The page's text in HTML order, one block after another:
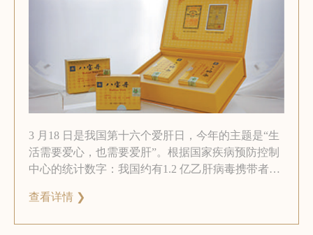
3 月18 日是我国第十六个爱肝日，今年的主题是“生
活需要爱心，也需要爱肝”。根据国家疾病预防控制
中心的统计数字：我国约有1.2 亿乙肝病毒携带者，
效的药物。在爱肝日来临之际，厦门电视台和厦门
查看详情 ❯